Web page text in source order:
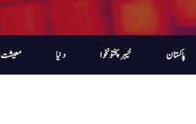
پاکستان خیبرپختونخوا دنیا معیشت